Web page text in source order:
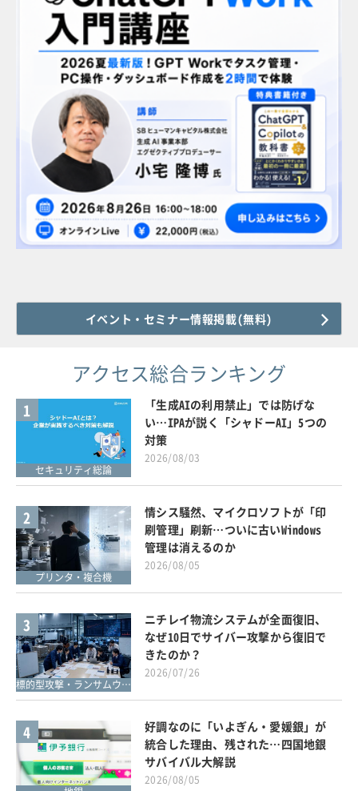
イベント・セミナー情報掲載(無料)
アクセス総合ランキング
1
セキュリティ総論
「生成AIの利用禁止」では防げな
い…IPAが説く「シャドーAI」5つの
対策
2026/08/03
2
プリンタ・複合機
情シス騒然、マイクロソフトが「印
刷管理」刷新…ついに古いWindows
管理は消えるのか
2026/08/05
3
標的型攻撃・ランサムウェア対策
ニチレイ物流システムが全面復旧、
なぜ10日でサイバー攻撃から復旧で
きたのか？
2026/07/26
4
好調なのに「いよぎん・愛媛銀」が
統合した理由、残された…四国地銀
サバイバル大解説
2026/08/05